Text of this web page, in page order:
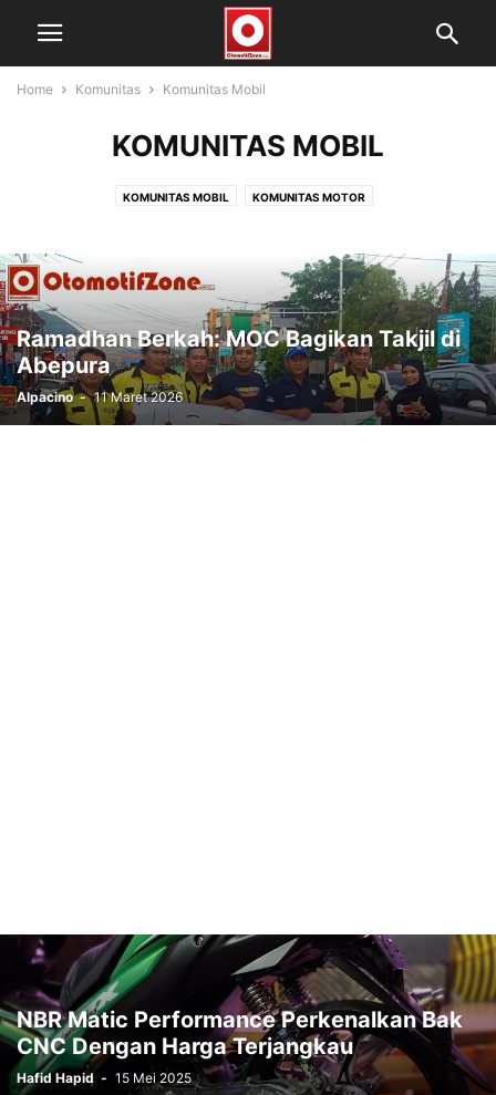
Home Komunitas Komunitas Mobil
KOMUNITAS MOBIL
KOMUNITAS MOBIL KOMUNITAS MOTOR
Ramadhan Berkah: MOC Bagikan Takjil di
Abepura
Alpacino - 11 Maret 2026
NBR Matic Performance Perkenalkan Bak
CNC Dengan Harga Terjangkau
Hafid Hapid - 15 Mei 2025